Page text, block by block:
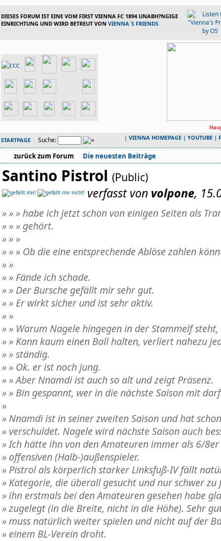
DIESES FORUM IST EINE VOM FIRST VIENNA FC 1894 UNABH?NGIGE
EINRICHTUNG UND WIRD BETREUT VON VIENNA´S FRIENDS
STARTPAGE
Suche: | VIENNA HOMEPAGE | YOUTUBE |
zurück zum Forum Die neuesten Beiträge
Santino Pistrol (Public)
verfasst von volpone,
» » » habe ich jetzt schon von einigen Seiten als
» » » gehört.
» » »
» » » Ob die eine entsprechende Ablöse zahlen
» »
» » Fände ich schade.
» » Der Bursche gefällt mir sehr gut.
» » Er wirkt sicher und ist sehr aktiv.
» »
» » Warum Nagele hingegen in der Stammelf
» » Kann kaum einen Ball halten, verliert nahezu
» » ständig.
» » Ok. er ist noch jung.
» » Aber Nnamdi ist auch so alt und zeigt Präsenz.
» » Bin gespannt, wer in die nächste Saison mit
»
» Nnamdi ist in seiner zweiten Saison und hat
» verschuldet. Nagele wird nächste Saison auch
» Ich hätte ihn von den Amateuren immer als 6/
» offensiven (Halb-)außenspieler.
» Pistrol als körperlich starker Linksfuß-IV fällt
» Kategorie, die überall gesucht und nur schwer
» ihn erstmals bei den Amateuren gesehen habe
» zugelegt (in die Breite, nicht in die Höhe). Sehr
» muss natürlich weiter spielen und nicht auf der
» einem BL-Verein droht.